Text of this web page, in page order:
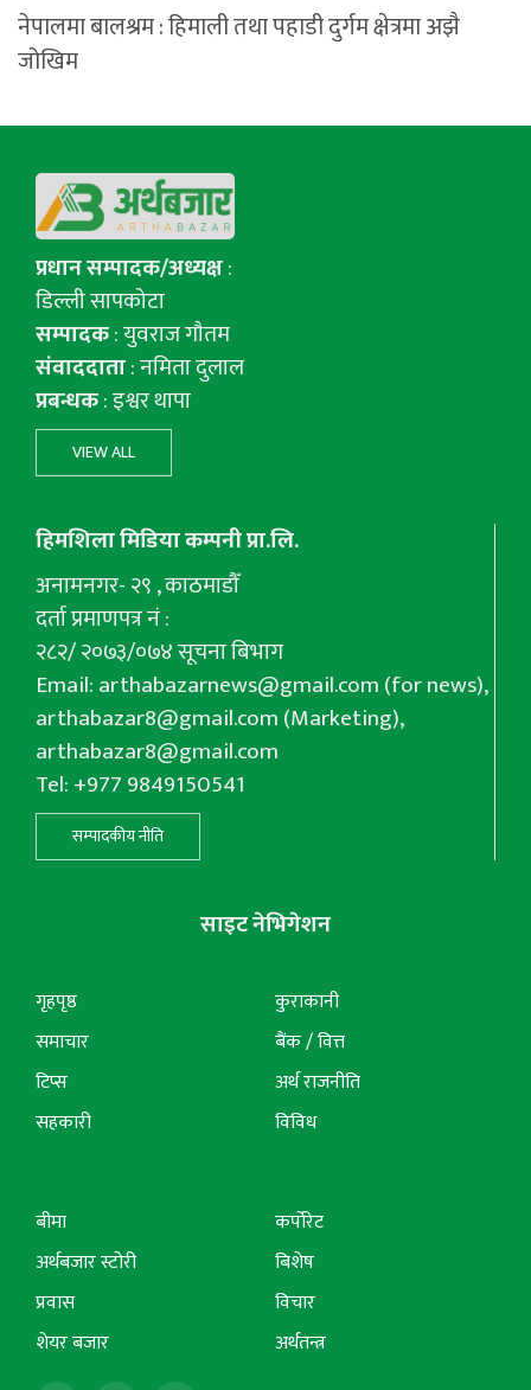
नेपालमा बालश्रम : हिमाली तथा पहाडी दुर्गम क्षेत्रमा अझै
जोखिम
प्रधान सम्पादक/अध्यक्ष:
डिल्ली सापकोटा
सम्पादक: युवराज गाैतम
संवाददाता: नमिता दुलाल
प्रबन्धक: इश्वर थापा
VIEW ALL
हिमशिला मिडिया कम्पनी प्रा.लि.
अनामनगर- २९ , काठमाडौँ
दर्ता प्रमाणपत्र नं :
२८२/ २०७३/०७४ सूचना बिभाग
Email:arthabazarnews@gmail.com(for news),
arthabazar8@gmail.com(Marketing),
arthabazar8@gmail.com
Tel: +977 9849150541
सम्पादकीय नीति
साइट नेभिगेशन
गृहपृष्ठ
समाचार
टिप्स
सहकारी
कुराकानी
बैंक / वित्त
अर्थ राजनीति
विविध
बीमा
अर्थबजार स्टोरी
प्रवास
शेयर बजार
कर्पोरेट
बिशेष
विचार
अर्थतन्त्र